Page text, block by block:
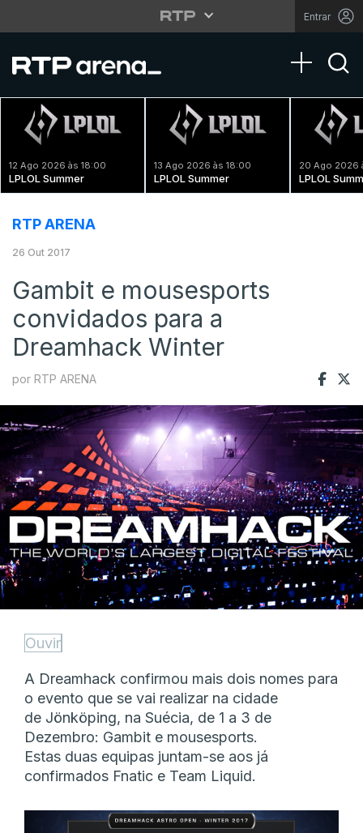
Entrar
Toggle
12 Ago 2026 às 18:00
LPLOL Summer
13 Ago 2026 às 18:00
LPLOL Summer
20 Ago 2026
LPLOL
RTP ARENA
26 Out 2017
Gambit e mousesports
convidados para a
Dreamhack Winter
por RTP ARENA
Ouvir
A Dreamhack confirmou mais dois nomes para
o evento que se vai realizar na cidade
de Jönköping, na Suécia, de 1 a 3 de
Dezembro: Gambit e mousesports.
Estas duas equipas juntam-se aos já
confirmados Fnatic e Team Liquid.